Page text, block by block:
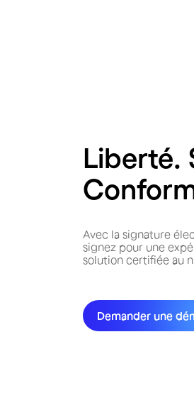
Liberté.
Avec la signature
signez pour une
solution certifiée au
Demander une